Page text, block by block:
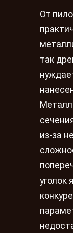
От
так
из-за
уголок